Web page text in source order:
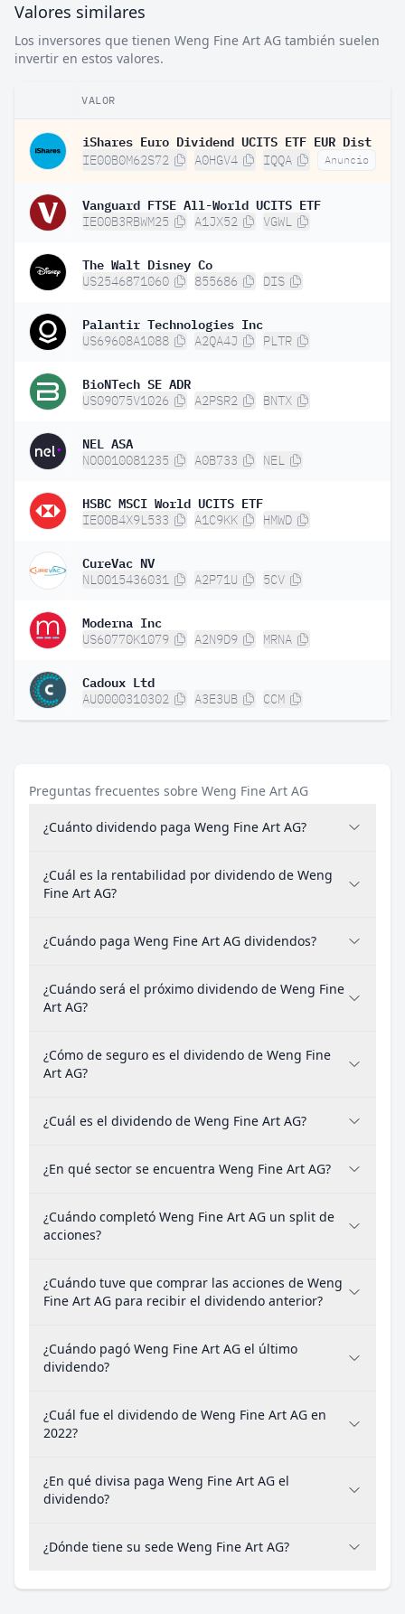
Valores similares
Los inversores que tienen Weng Fine Art AG también suelen
invertir en estos valores.
VALOR
iShares Euro Dividend UCITS ETF EUR Dist
IE00B0M62S72 A0HGV4 IQQA Anuncio
Vanguard FTSE All-World UCITS ETF
IE00B3RBWM25 A1JX52 VGWL
The Walt Disney Co
US2546871060 855686 DIS
Palantir Technologies Inc
US69608A1088 A2QA4J PLTR
BioNTech SE ADR
US09075V1026 A2PSR2 BNTX
NEL ASA
NO0010081235 A0B733 NEL
HSBC MSCI World UCITS ETF
IE00B4X9L533 A1C9KK HMWD
CureVac NV
NL0015436031 A2P71U 5CV
Moderna Inc
US60770K1079 A2N9D9 MRNA
Cadoux Ltd
AU0000310302 A3E3UB CCM
Preguntas frecuentes sobre Weng Fine Art AG
¿Cuánto dividendo paga Weng Fine Art AG?
¿Cuál es la rentabilidad por dividendo de Weng
Fine Art AG?
¿Cuándo paga Weng Fine Art AG dividendos?
¿Cuándo será el próximo dividendo de Weng Fine
Art AG?
¿Cómo de seguro es el dividendo de Weng Fine
Art AG?
¿Cuál es el dividendo de Weng Fine Art AG?
¿En qué sector se encuentra Weng Fine Art AG?
¿Cuándo completó Weng Fine Art AG un split de
acciones?
¿Cuándo tuve que comprar las acciones de Weng
Fine Art AG para recibir el dividendo anterior?
¿Cuándo pagó Weng Fine Art AG el último
dividendo?
¿Cuál fue el dividendo de Weng Fine Art AG en
2022?
¿En qué divisa paga Weng Fine Art AG el
dividendo?
¿Dónde tiene su sede Weng Fine Art AG?